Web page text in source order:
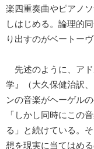
楽四重奏曲やピアノ
しはじめる。論理的
り出すのがベートー
先述のように、ア
学』（大久保健治訳
ンの音楽がヘーゲル
「しかし同時にこの
る」と続けている。
想を現実に当てはめ